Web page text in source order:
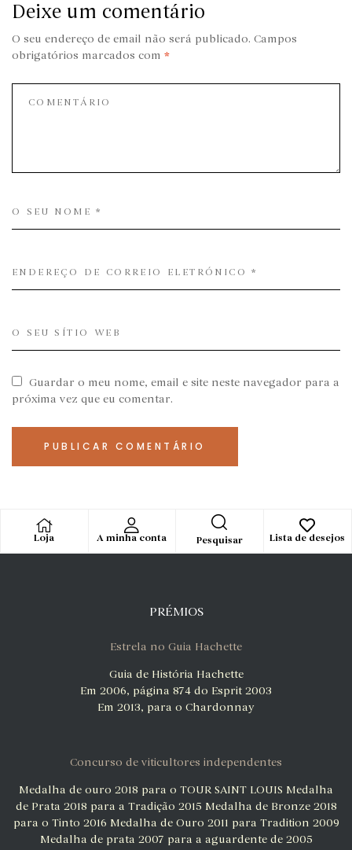
Deixe um comentário
O seu endereço de email não será publicado. Campos
obrigatórios marcados com *
Guardar o meu nome, email e site neste navegador para a
próxima vez que eu comentar.
Loja A minha conta Pesquisar Lista de desejos
PRÉMIOS
Estrela no Guia Hachette
Guia de História Hachette
Em 2006, página 874 do Esprit 2003
Em 2013, para o Chardonnay
Concurso de viticultores independentes
Medalha de ouro 2018 para o TOUR SAINT LOUIS Medalha
de Prata 2018 para a Tradição 2015 Medalha de Bronze 2018
para o Tinto 2016 Medalha de Ouro 2011 para Tradition 2009
Medalha de prata 2007 para a aguardente de 2005